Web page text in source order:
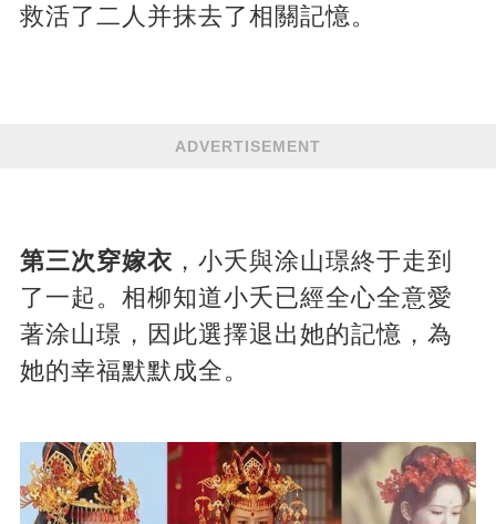
救活了二人并抹去了相關記憶。
ADVERTISEMENT
第三次穿嫁衣 ，小夭與涂山璟終于走到
了一起。相柳知道小夭已經全心全意愛
著涂山璟，因此選擇退出她的記憶，為
她的幸福默默成全。